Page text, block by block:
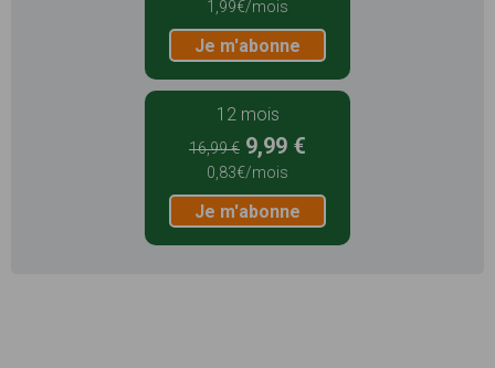
1,99€/mois
Je m'abonne
12 mois
16,99 € 9,99 €
0,83€/mois
Je m'abonne